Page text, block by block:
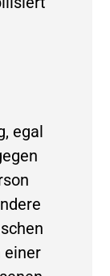
egal
einer